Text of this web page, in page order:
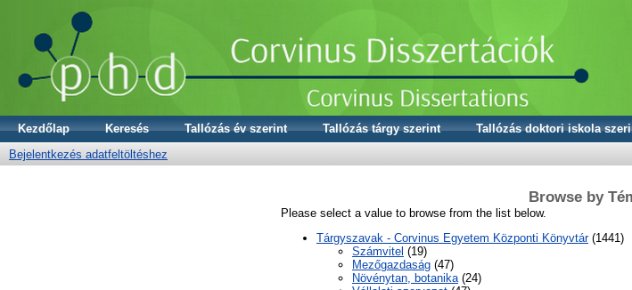
Kezdőlap Keresés Tallózás év szerint Tallózás tárgy szerint Tallózás doktori iskola
Bejelentkezés adatfeltöltéshez
Browse by
Please select a value to browse from the list below.
Tárgyszavak - Corvinus Egyetem Központi Könyvtár(1441)
Számvitel (19)
Mezőgazdaság (47)
Növénytan, botanika (24)